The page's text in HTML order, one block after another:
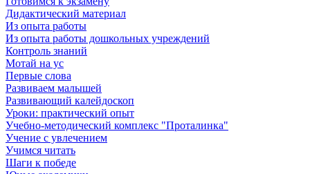
Дидактический материал
Из опыта работы
Из опыта работы дошкольных учреждений
Контроль знаний
Мотай на ус
Первые слова
Развиваем малышей
Развивающий калейдоскоп
Уроки: практический опыт
Учебно-методический комплекс "Проталинка"
Учение с увлечением
Учимся читать
Шаги к победе